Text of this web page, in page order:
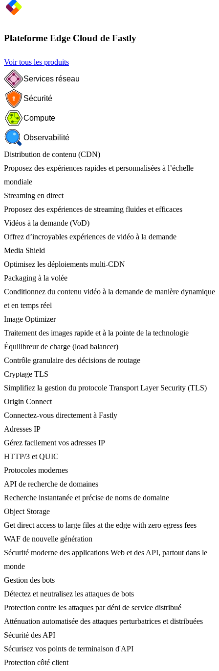
Plateforme Edge Cloud de Fastly
Voir tous les produits
Services réseau
Sécurité
Compute
Observabilité
Distribution de contenu (CDN)
Proposez des expériences rapides et personnalisées à l’échelle
mondiale
Streaming en direct
Proposez des expériences de streaming fluides et efficaces
Vidéos à la demande (VoD)
Offrez d’incroyables expériences de vidéo à la demande
Media Shield
Optimisez les déploiements multi-CDN
Packaging à la volée
Conditionnez du contenu vidéo à la demande de manière dynamique
et en temps réel
Image Optimizer
Traitement des images rapide et à la pointe de la technologie
Équilibreur de charge (load balancer)
Contrôle granulaire des décisions de routage
Cryptage TLS
Simplifiez la gestion du protocole Transport Layer Security (TLS)
Origin Connect
Connectez-vous directement à Fastly
Adresses IP
Gérez facilement vos adresses IP
HTTP/3 et QUIC
Protocoles modernes
API de recherche de domaines
Recherche instantanée et précise de noms de domaine
Object Storage
Get direct access to large files at the edge with zero egress fees
WAF de nouvelle génération
Sécurité moderne des applications Web et des API, partout dans le
monde
Gestion des bots
Détectez et neutralisez les attaques de bots
Protection contre les attaques par déni de service distribué
Atténuation automatisée des attaques perturbatrices et distribuées
Sécurité des API
Sécurisez vos points de terminaison d'API
Protection côté client